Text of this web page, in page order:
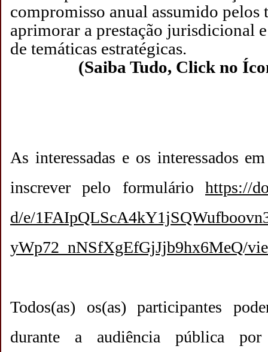
compromisso anual assumido pelos
aprimorar a prestação jurisdicional
de temáticas estratégicas.
(Saiba Tudo, Click no
As interessadas e os interessados
inscrever pelo formulário
https://
d/e/
yWp72_nNSfXgEfGjJjb9hx6MeQ/
Todos(as) os(as) participantes
durante a audiência pública